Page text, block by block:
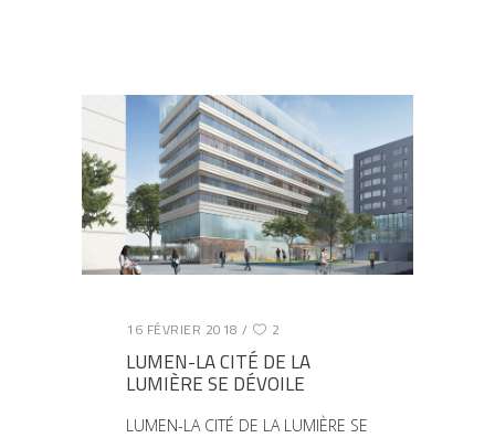
16 FÉVRIER 2018 2
LUMEN-LA CITÉ DE LA
LUMIÈRE SE DÉVOILE
LUMEN-LA CITÉ DE LA LUMIÈRE SE